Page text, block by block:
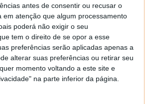
antes de consentir ou recusar o
em atenção que algum processamento
poderá não exigir o seu
tem o direito de se opor a esse
preferências serão aplicadas apenas a
alterar suas preferências ou retirar seu
momento voltando a este site e
na parte inferior da página.
14 MP (JPEG)
4K a 30fps, 2K a 30fps 1080p
60/30fps
e altifalante (mono)
HDMI
com Android e iOS: Wi-Fi
3/5/10/30/60 segundos